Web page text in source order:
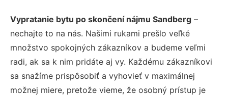
Vypratanie bytu po skončení nájmu Sandberg –
nechajte to na nás. Našimi rukami prešlo veľké
množstvo spokojných zákazníkov a budeme veľmi
radi, ak sa k nim pridáte aj vy. Každému zákazníkovi
sa snažíme prispôsobiť a vyhovieť v maximálnej
možnej miere, pretože vieme, že osobný prístup je